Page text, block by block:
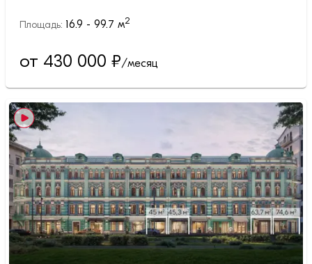
Площадь: 16.9 - 99.7 м2
от 430 000 ₽/месяц